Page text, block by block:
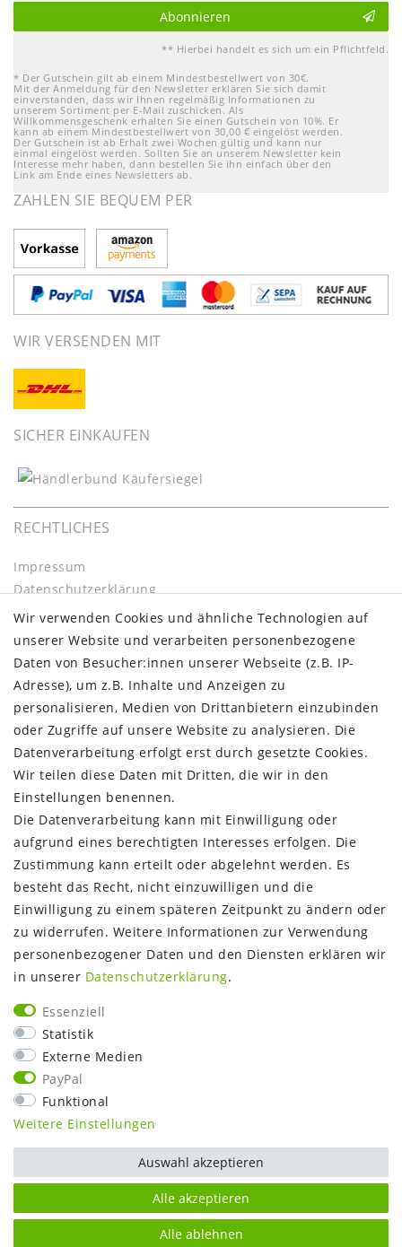
Abonnieren
** Hierbei handelt es sich um ein Pflichtfeld.
* Der Gutschein gilt ab einem Mindestbestellwert von 30€.
Mit der Anmeldung für den Newsletter erklären Sie sich damit
einverstanden, dass wir Ihnen regelmäßig Informationen zu
unserem Sortiment per E-Mail zuschicken. Als
Willkommensgeschenk erhalten Sie einen Gutschein von 10%. Er
kann ab einem Mindestbestellwert von 30,00 € eingelöst werden.
Der Gutschein ist ab Erhalt zwei Wochen gültig und kann nur
einmal eingelöst werden. Sollten Sie an unserem Newsletter kein
Interesse mehr haben, dann bestellen Sie ihn einfach über den
Link am Ende eines Newsletters ab.
ZAHLEN SIE BEQUEM PER
WIR VERSENDEN MIT
SICHER EINKAUFEN
RECHTLICHES
Impressum
Daten­schutz­erklärung
AGB
Barrierefreiheitserklärung
Widerrufs­recht
Kontakt
Vertrag widerrufen
INFORMATIONEN:
Zahlungsinformationen
Versandinformationen
Über uns
Gutschein
NEWS
Google Maps
Kundenbewertungen
Kontakt
Mein Konto
Warenkorb
Kasse
Vorteile
Wir verwenden Cookies und ähnliche Technologien auf
unserer Website und verarbeiten personenbezogene
Daten von Besucher:innen unserer Webseite (z.B. IP-
Adresse), um z.B. Inhalte und Anzeigen zu
personalisieren, Medien von Drittanbietern einzubinden
oder Zugriffe auf unsere Website zu analysieren. Die
Datenverarbeitung erfolgt erst durch gesetzte Cookies.
Wir teilen diese Daten mit Dritten, die wir in den
Einstellungen benennen.
Die Datenverarbeitung kann mit Einwilligung oder
aufgrund eines berechtigten Interesses erfolgen. Die
Zustimmung kann erteilt oder abgelehnt werden. Es
besteht das Recht, nicht einzuwilligen und die
Einwilligung zu einem späteren Zeitpunkt zu ändern oder
zu widerrufen. Weitere Informationen zur Verwendung
personenbezogener Daten und den Diensten erklären wir
in unserer Daten­schutz­erklärung.
Essenziell
Statistik
Externe Medien
PayPal
Funktional
Weitere Einstellungen
Alle akzeptieren
Alle ablehnen
Auswahl akzeptieren